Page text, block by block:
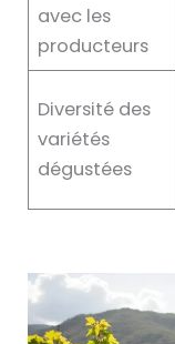
avec les
producteurs
Diversité des
variétés
dégustées